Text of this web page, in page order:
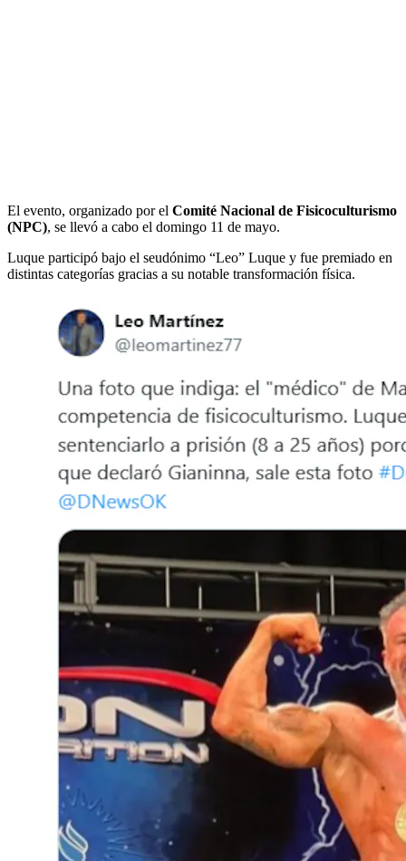
El evento, organizado por el Comité Nacional de Fisicoculturismo
(NPC), se llevó a cabo el domingo 11 de mayo.
Luque participó bajo el seudónimo “Leo” Luque y fue premiado en
distintas categorías gracias a su notable transformación física.